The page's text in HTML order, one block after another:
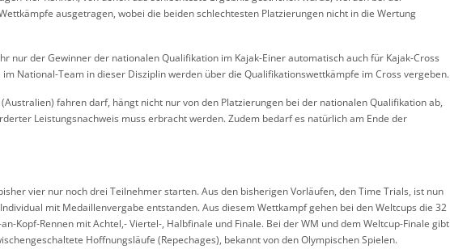
ausgetragen, wobei die beiden schlechtesten Platzierungen nicht in die Wertung
nur der Gewinner der nationalen Qualifikation im Kajak-Einer automatisch auch für Kajak-Cross
National-Team in dieser Disziplin werden über die Qualifikationswettkämpfe im Cross vergeben.
fahren darf, hängt nicht nur von den Platzierungen bei der nationalen Qualifikation ab,
Leistungsnachweis muss erbracht werden. Zudem bedarf es natürlich am Ende der
vier nur noch drei Teilnehmer starten. Aus den bisherigen Vorläufen, den Time Trials, ist nun
mit Medaillenvergabe entstanden. Aus diesem Wettkampf gehen bei den Weltcups die 32
Kopf-Rennen mit Achtel,- Viertel-, Halbfinale und Finale. Bei der WM und dem Weltcup-Finale gibt
Hoffnungsläufe (Repechages), bekannt von den Olympischen Spielen.